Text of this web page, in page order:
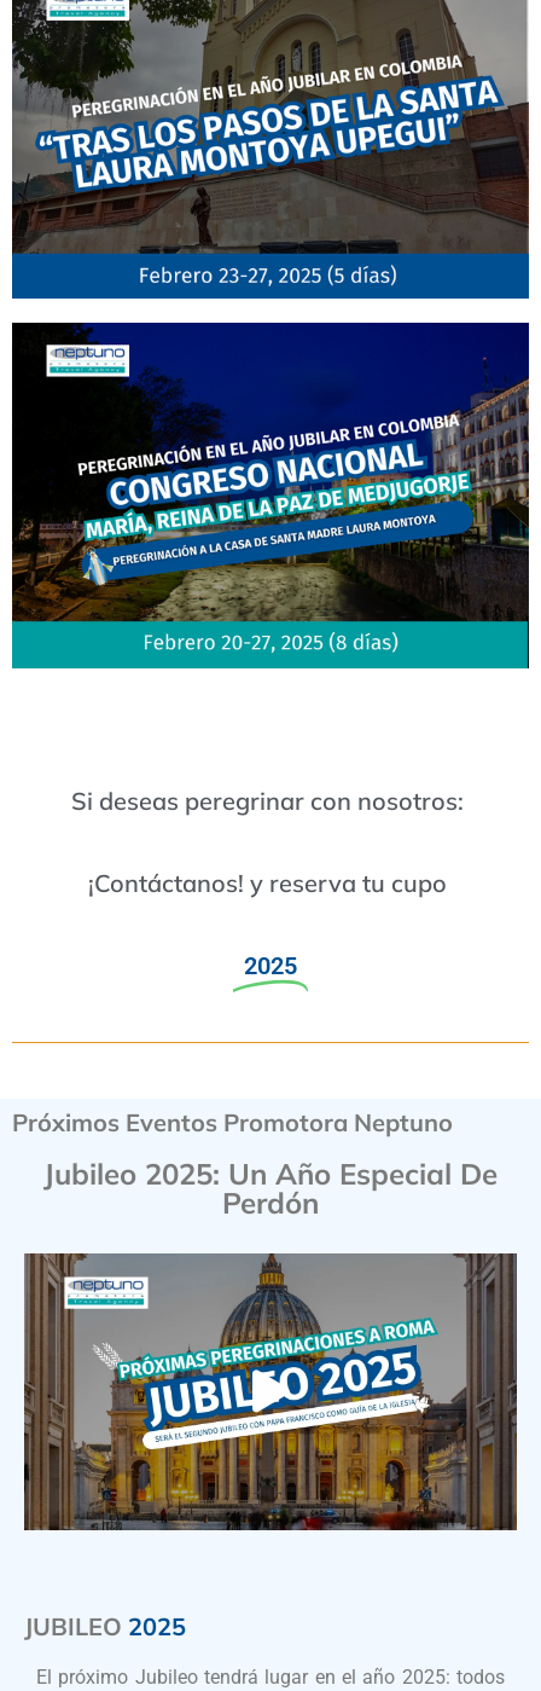
Si deseas peregrinar con nosotros:
¡Contáctanos! y reserva tu cupo
2025
Próximos Eventos Promotora Neptuno
Jubileo 2025: Un Año Especial De
Perdón
JUBILEO 2025
El próximo Jubileo tendrá lugar en el año 2025: todos